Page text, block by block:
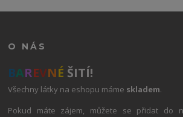
O NÁS
BAREVNÉ ŠITÍ!
Všechny látky na eshopu máme skladem.
Pokud máte zájem, můžete se přidat do